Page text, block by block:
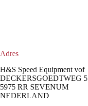
Adres
H&S Speed Equipment vof
DECKERSGOEDTWEG 5
5975 RR SEVENUM
NEDERLAND